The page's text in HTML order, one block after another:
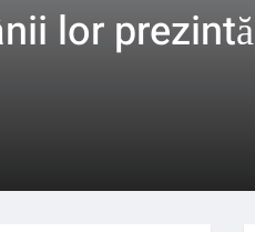
lor prezintă